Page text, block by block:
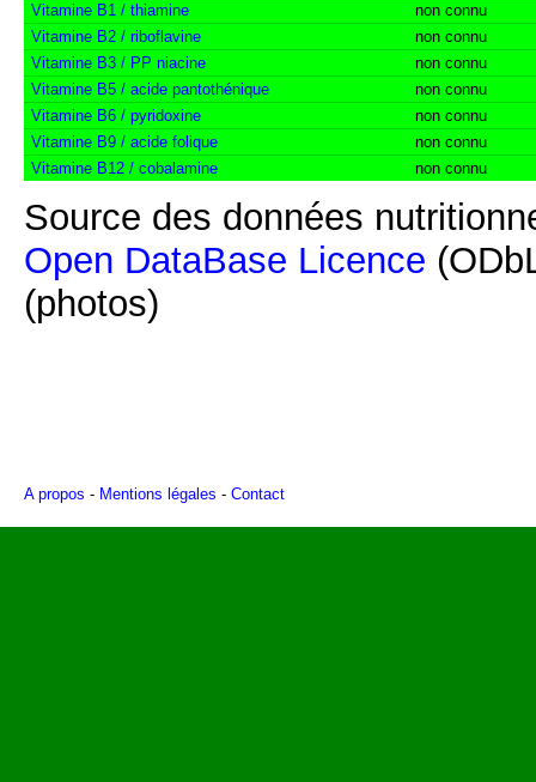
Vitamine B1 / thiamine
non connu
Vitamine B2 / riboflavine
non connu
Vitamine B3 / PP niacine
non connu
Vitamine B5 / acide pantothénique
non connu
Vitamine B6 / pyridoxine
non connu
Vitamine B9 / acide folique
non connu
Vitamine B12 / cobalamine
non connu
Source des données
Open DataBase Licence
(photos)
A propos - Mentions légales - Contact